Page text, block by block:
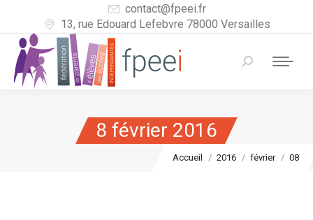
contact@fpeei.fr
13, rue Edouard Lefebvre 78000 Versailles
Recherche
8 février 2016
Vous êtes ici :
Accueil 2016 février 08